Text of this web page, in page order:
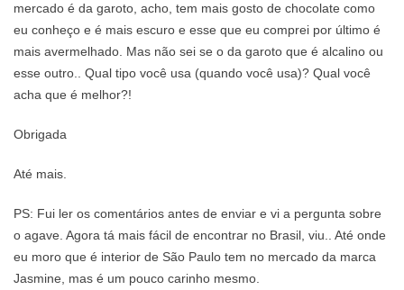
mercado é da garoto, acho, tem mais gosto de chocolate como
eu conheço e é mais escuro e esse que eu comprei por último é
mais avermelhado. Mas não sei se o da garoto que é alcalino ou
esse outro.. Qual tipo você usa (quando você usa)? Qual você
acha que é melhor?!
Obrigada
Até mais.
PS: Fui ler os comentários antes de enviar e vi a pergunta sobre
o agave. Agora tá mais fácil de encontrar no Brasil, viu.. Até onde
eu moro que é interior de São Paulo tem no mercado da marca
Jasmine, mas é um pouco carinho mesmo.